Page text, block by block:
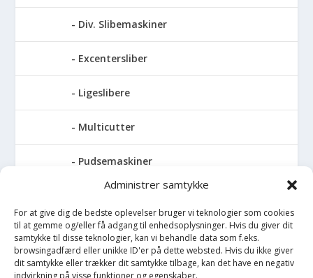
Administrer samtykke
For at give dig de bedste oplevelser bruger vi teknologier som cookies
til at gemme og/eller få adgang til enhedsoplysninger. Hvis du giver dit
samtykke til disse teknologier, kan vi behandle data som f.eks.
browsingadfærd eller unikke ID'er på dette websted. Hvis du ikke giver
dit samtykke eller trækker dit samtykke tilbage, kan det have en negativ
indvirkning på visse funktioner og egenskaber.
Div. Slibemaskiner
Excentersliber
Ligeslibere
Multicutter
Pudsemaskiner
Slibemaskiner til klinger, savblade og
høvlknive
Vådsliber